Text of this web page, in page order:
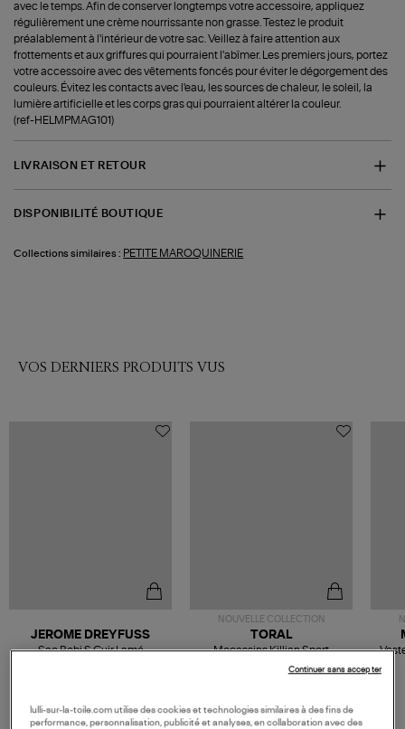
avec le temps. Afin de conserver longtemps votre accessoire, appliquez
régulièrement une crème nourrissante non grasse. Testez le produit
préalablement à l'intérieur de votre sac. Veillez à faire attention aux
frottements et aux griffures qui pourraient l'abîmer. Les premiers jours, portez
votre accessoire avec des vêtements foncés pour éviter le dégorgement des
couleurs. Évitez les contacts avec l'eau, les sources de chaleur, le soleil, la
lumière artificielle et les corps gras qui pourraient altérer la couleur.
(ref-HELMPMAG101)
LIVRAISON ET RETOUR
DISPONIBILITÉ BOUTIQUE
Collections similaires : PETITE MAROQUINERIE
VOS DERNIERS PRODUITS VUS
JEROME DREYFUSS
Sac Bobi S Cuir Lamé
NOUVELLE COLLECTION
189,00 €
TORAL
Mocassins Killian Sport
lulli-sur-la-toile.com utilise des cookies et technologies similaires à des fins de
performance, personnalisation, publicité et analyses, en collaboration avec des
Continuer sans accepter